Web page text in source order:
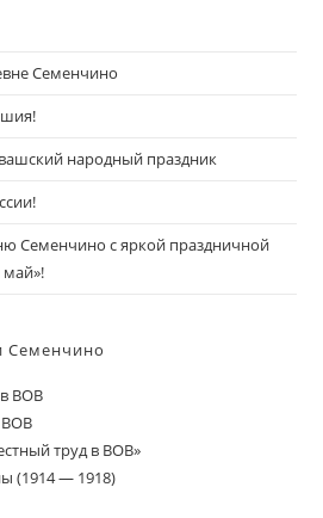
Семенчино
народный праздник
Семенчино с яркой праздничной
Семенчино
ВОВ
ВОВ
труд в ВОВ»
(1914 — 1918)